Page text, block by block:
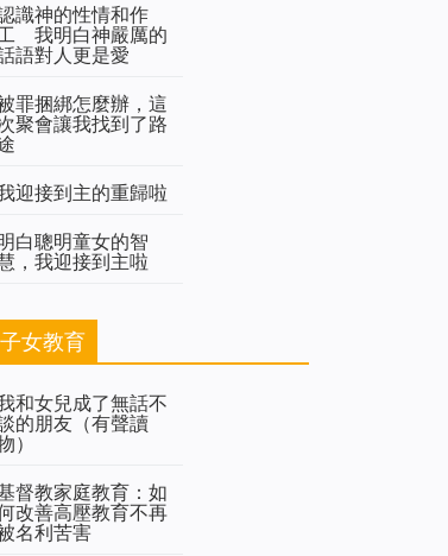
識神的性情和作
我明白神嚴厲的
語對人更是愛
罪捆綁怎麼辦，這
聚會讓我找到了路
迎接到主的重歸啦
白聰明童女的智
，我迎接到主啦
子女教育
和女兒成了無話不
的朋友（有聲讀
）
督教家庭教育：如
改善高壓教育不再
名利苦害